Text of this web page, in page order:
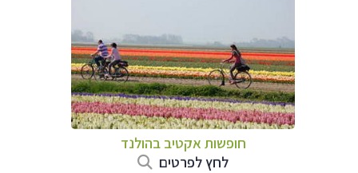
חופשות אקטיב בהולנד
לחץ לפרטים